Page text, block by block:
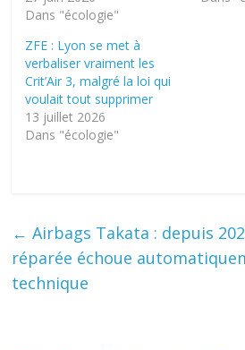
Dans "écologie"
ZFE : Lyon se met à
verbaliser vraiment les
Crit’Air 3, malgré la loi qui
voulait tout supprimer
13 juillet 2026
Dans "écologie"
← Airbags Takata : depuis
réparée échoue
technique